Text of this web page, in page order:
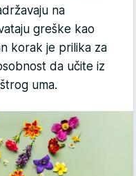
na
greške kao
korak je prilika za
da učite iz
uma.